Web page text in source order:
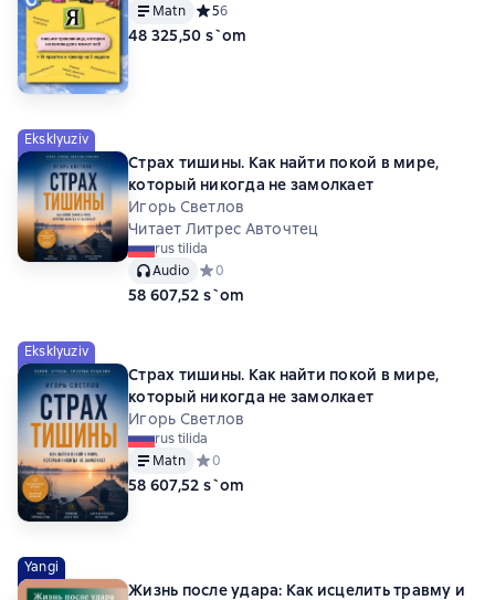
Matn
Средний рейтинг 5 на основе 6 оценок
56
48 325,50 s`om
Eksklyuziv
Страх тишины. Как найти покой в мире,
который никогда не замолкает
Игорь Светлов
Читает Литрес Авточтец
rus tilida
Audio
Средний рейтинг 0 на основе 0 оценок
0
58 607,52 s`om
Eksklyuziv
Страх тишины. Как найти покой в мире,
который никогда не замолкает
Игорь Светлов
rus tilida
Matn
Средний рейтинг 0 на основе 0 оценок
0
58 607,52 s`om
Yangi
Жизнь после удара: Как исцелить травму и